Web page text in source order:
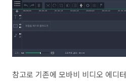
참고로 기존에 모바비 비디오 에디